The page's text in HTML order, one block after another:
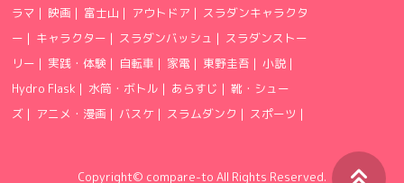
ラマ | 映画 | 富士山 | アウトドア | スラダンキャラクタ
ー | キャラクター | スラダンバッシュ | スラダンストー
リー | 実践・体験 | 自転車 | 家電 | 東野圭吾 |小説 |
Hydro Flask | 水筒・ボトル | あらすじ |靴・シュー
ズ | アニメ・漫画 | バスケ | スラムダンク | スポーツ |
Copyright© compare-to All Rights Reserved.